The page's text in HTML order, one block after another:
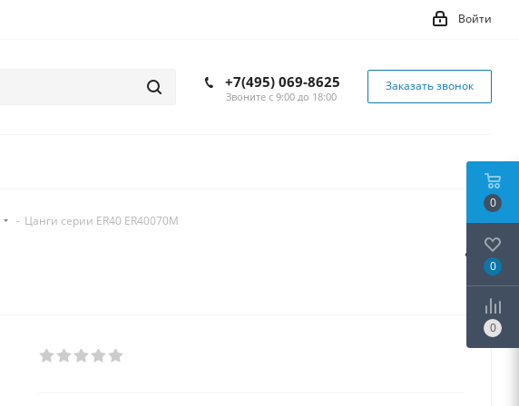
Войти
+7(495) 069-8625
Звоните с 9:00 до 18:00
Заказать звонок
- Цанги серии ER40 ER40070M
0
0
0